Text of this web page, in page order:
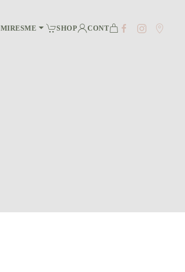
MIRESME SHOP CONT